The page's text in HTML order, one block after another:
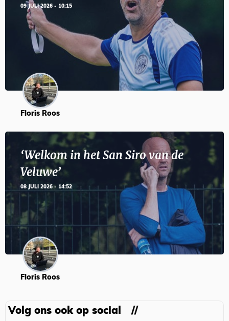
09 JULI 2026 - 10:15
Floris Roos
‘Welkom in het San Siro van de
Veluwe’
08 JULI 2026 - 14:52
Floris Roos
Volg ons ook op social